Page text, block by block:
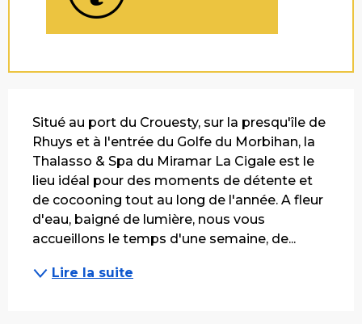
Situé au port du Crouesty, sur la presqu'île de
Rhuys et à l'entrée du Golfe du Morbihan, la
Thalasso & Spa du Miramar La Cigale est le
lieu idéal pour des moments de détente et
de cocooning tout au long de l'année. A fleur
d'eau, baigné de lumière, nous vous
accueillons le temps d'une semaine, de...
Lire la suite